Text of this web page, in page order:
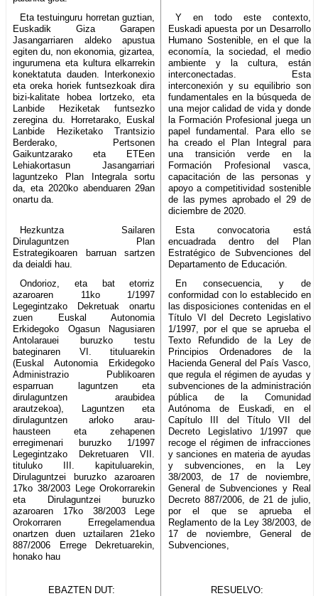
Eta testuinguru horretan guztian,
Euskadik Giza Garapen
Jasangarriaren aldeko apustua
egiten du, non ekonomia, gizartea,
ingurumena eta kultura elkarrekin
konektatuta dauden. Interkonexio
eta oreka horiek funtsezkoak dira
bizi-kalitate hobea lortzeko, eta
Lanbide Heziketak funtsezko
zeregina du. Horretarako, Euskal
Lanbide Heziketako Trantsizio
Berderako, Pertsonen
Gaikuntzarako eta ETEen
Lehiakortasun Jasangarriari
laguntzeko Plan Integrala sortu
da, eta 2020ko abenduaren 29an
onartu da.
Y en todo este contexto,
Euskadi apuesta por un Desarrollo
Humano Sostenible, en el que la
economía, la sociedad, el medio
ambiente y la cultura, están
interconectadas. Esta
interconexión y su equilibrio son
fundamentales en la búsqueda de
una mejor calidad de vida y donde
la Formación Profesional juega un
papel fundamental. Para ello se
ha creado el Plan Integral para
una transición verde en la
Formación Profesional vasca,
capacitación de las personas y
apoyo a competitividad sostenible
de las pymes aprobado el 29 de
diciembre de 2020.
Hezkuntza Sailaren
Dirulaguntzen Plan
Estrategikoaren barruan sartzen
da deialdi hau.
Esta convocatoria está
encuadrada dentro del Plan
Estratégico de Subvenciones del
Departamento de Educación.
Ondorioz, eta bat etorriz
azaroaren 11ko 1/1997
Legegintzako Dekretuak onartu
zuen Euskal Autonomia
Erkidegoko Ogasun Nagusiaren
Antolarauei buruzko testu
bateginaren VI. tituluarekin
(Euskal Autonomia Erkidegoko
Administrazio Publikoaren
esparruan laguntzen eta
dirulaguntzen araubidea
arautzekoa), Laguntzen eta
dirulaguntzen arloko arau-
hausteen eta zehapenen
erregimenari buruzko 1/1997
Legegintzako Dekretuaren VII.
tituluko III. kapituluarekin,
Dirulaguntzei buruzko azaroaren
17ko 38/2003 Lege Orokorrarekin
eta Dirulaguntzei buruzko
azaroaren 17ko 38/2003 Lege
Orokorraren Erregelamendua
onartzen duen uztailaren 21eko
887/2006 Errege Dekretuarekin,
honako hau
En consecuencia, y de
conformidad con lo establecido en
las disposiciones contenidas en el
Título VI del Decreto Legislativo
1/1997, por el que se aprueba el
Texto Refundido de la Ley de
Principios Ordenadores de la
Hacienda General del País Vasco,
que regula el régimen de ayudas y
subvenciones de la administración
pública de la Comunidad
Autónoma de Euskadi, en el
Capítulo III del Título VII del
Decreto Legislativo 1/1997 que
recoge el régimen de infracciones
y sanciones en materia de ayudas
y subvenciones, en la Ley
38/2003, de 17 de noviembre,
General de Subvenciones y Real
Decreto 887/2006, de 21 de julio,
por el que se aprueba el
Reglamento de la Ley 38/2003, de
17 de noviembre, General de
Subvenciones,
EBAZTEN DUT: RESUELVO: